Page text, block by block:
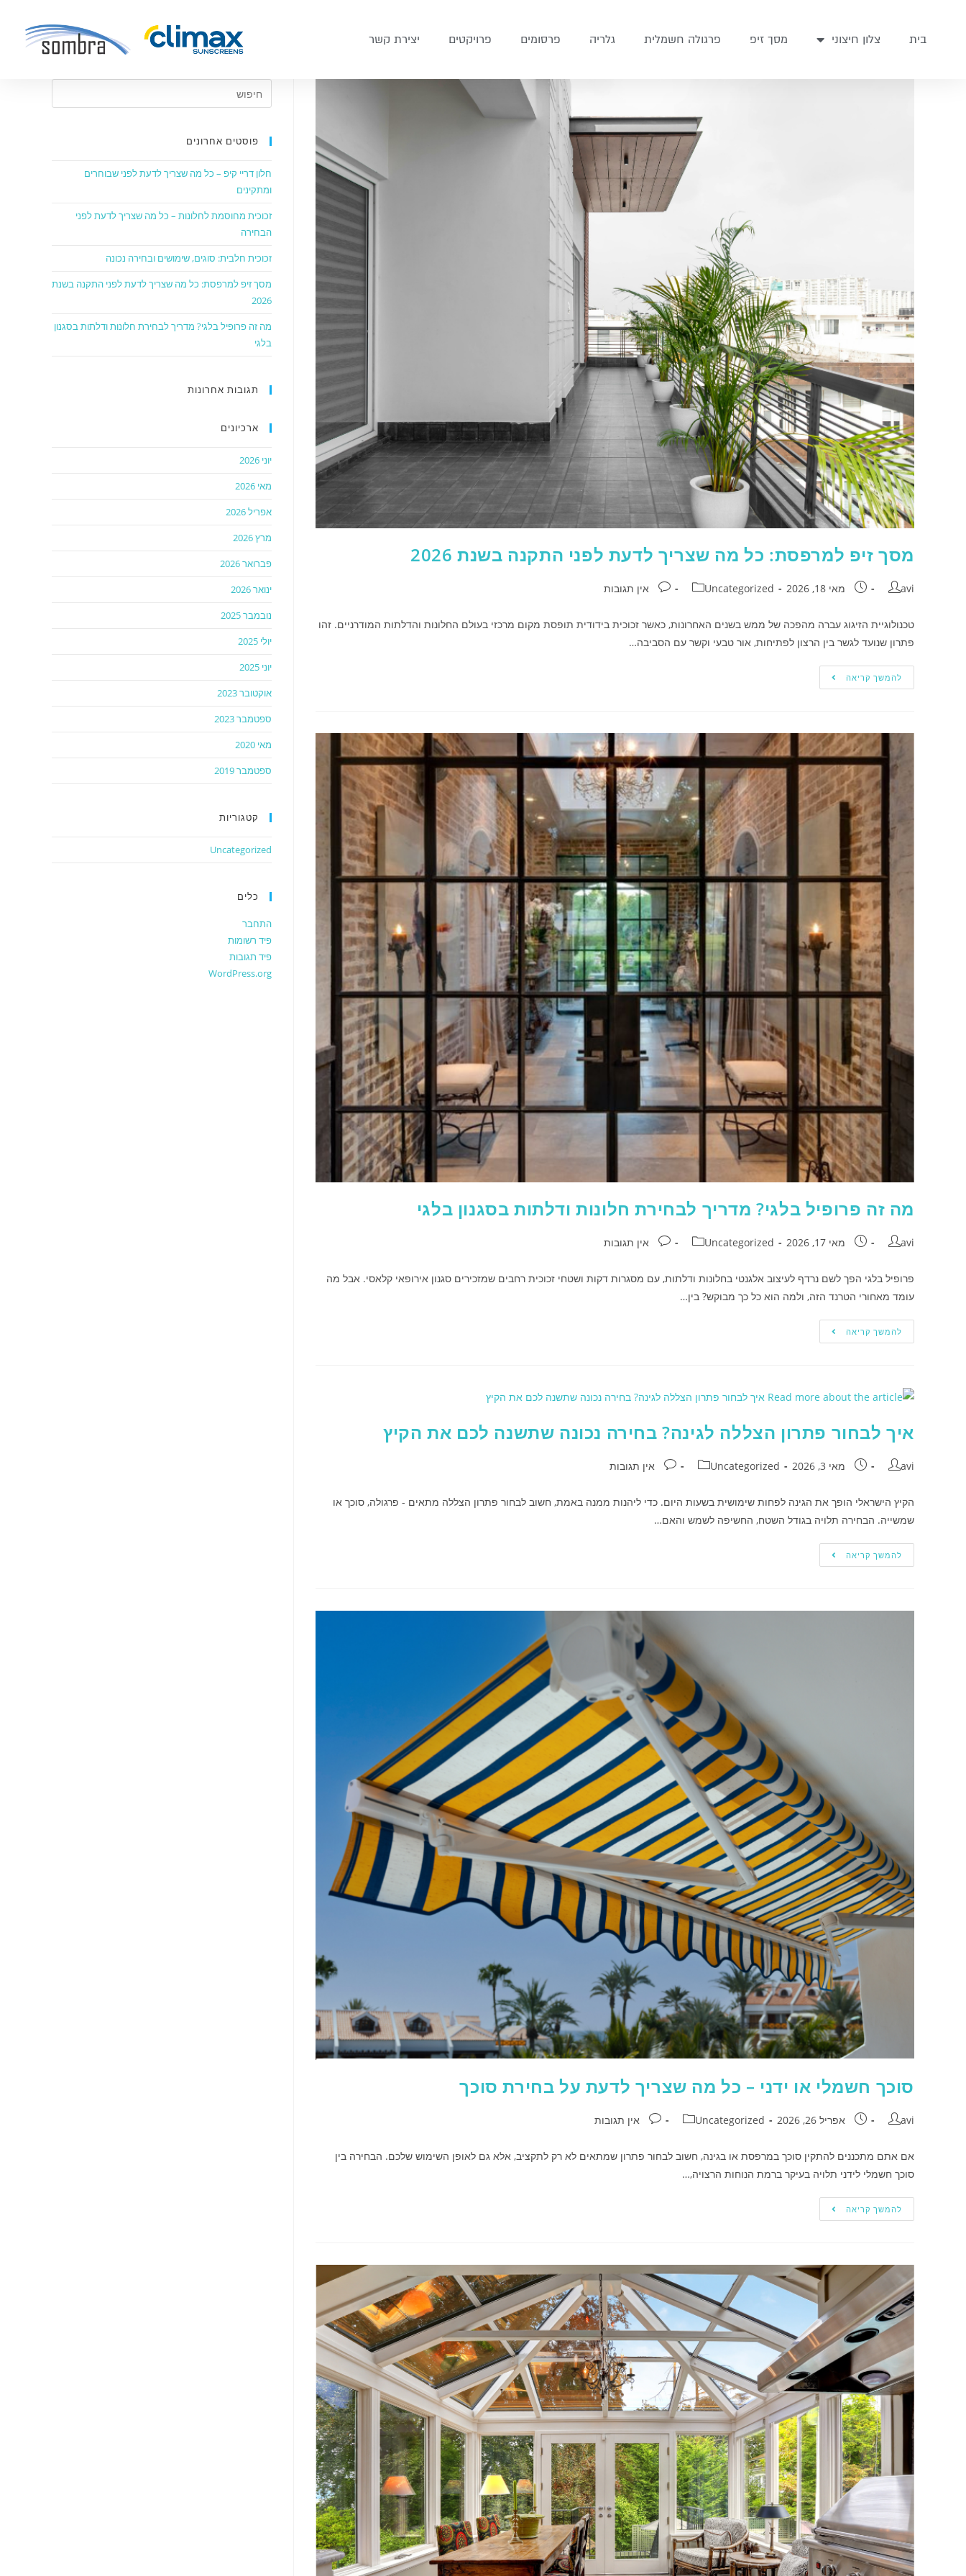
בית צלון חיצוני מסך זיפ פרגולה חשמלית גלריה פרסומים פרויקטים יצירת קשר
מסך זיפ למרפסת: כל מה שצריך לדעת לפני התקנה בשנת 2026
avi מאי 18, 2026 Uncategorized אין תגובות
טכנולוגיית הזיגוג עברה מהפכה של ממש בשנים האחרונות, כאשר זכוכית בידודית תופסת מקום מרכזי בעולם החלונות והדלתות המודרניים. זהו
פתרון שנועד לגשר בין הרצון לפתיחות, אור טבעי וקשר עם הסביבה…
להמשך קריאה
מה זה פרופיל בלגי? מדריך לבחירת חלונות ודלתות בסגנון בלגי
avi מאי 17, 2026 Uncategorized אין תגובות
פרופיל בלגי הפך לשם נרדף לעיצוב אלגנטי בחלונות ודלתות, עם מסגרות דקות ושטחי זכוכית רחבים שמזכירים סגנון אירופאי קלאסי. אבל מה
עומד מאחורי הטרנד הזה, ולמה הוא כל כך מבוקש? בין…
להמשך קריאה
איך לבחור פתרון הצללה לגינה? בחירה נכונה שתשנה לכם את הקיץ
avi מאי 3, 2026 Uncategorized אין תגובות
הקיץ הישראלי הופך את הגינה לפחות שימושית בשעות היום. כדי ליהנות ממנה באמת, חשוב לבחור פתרון הצללה מתאים - פרגולה, סוכך או
שמשייה. הבחירה תלויה בגודל השטח, החשיפה לשמש והאם…
להמשך קריאה
סוכך חשמלי או ידני – כל מה שצריך לדעת על בחירת סוכך
avi אפריל 26, 2026 Uncategorized אין תגובות
אם אתם מתכננים להתקין סוכך במרפסת או בגינה, חשוב לבחור פתרון שמתאים לא רק לתקציב, אלא גם לאופן השימוש שלכם. הבחירה בין
סוכך חשמלי לידני תלויה בעיקר ברמת הנוחות הרצויה,…
להמשך קריאה
פוסטים אחרונים
חלון דריי קיפ – כל מה שצריך לדעת לפני שבוחרים
ומתקינים
זכוכית מחוסמת לחלונות – כל מה שצריך לדעת לפני
הבחירה
זכוכית חלבית: סוגים, שימושים ובחירה נכונה
מסך זיפ למרפסת: כל מה שצריך לדעת לפני התקנה בשנת
2026
מה זה פרופיל בלגי? מדריך לבחירת חלונות ודלתות בסגנון
בלגי
תגובות אחרונות
ארכיונים
יוני 2026
מאי 2026
אפריל 2026
מרץ 2026
פברואר 2026
ינואר 2026
נובמבר 2025
יולי 2025
יוני 2025
אוקטובר 2023
ספטמבר 2023
מאי 2020
ספטמבר 2019
קטגוריות
Uncategorized
כלים
התחבר
פיד רשומות
פיד תגובות
WordPress.org